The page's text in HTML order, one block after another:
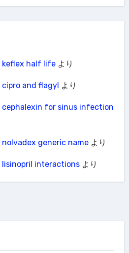
keflex half lifeより
cipro and flagyl より
cephalexin for sinus infection
nolvadex generic nameより
lisinopril interactionsより